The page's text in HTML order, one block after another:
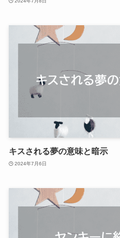
キスされる夢の意味と暗示
2024年7月6日